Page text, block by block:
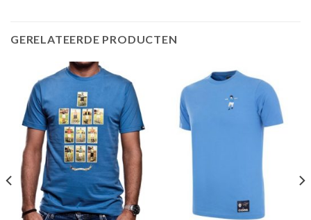
GERELATEERDE PRODUCTEN